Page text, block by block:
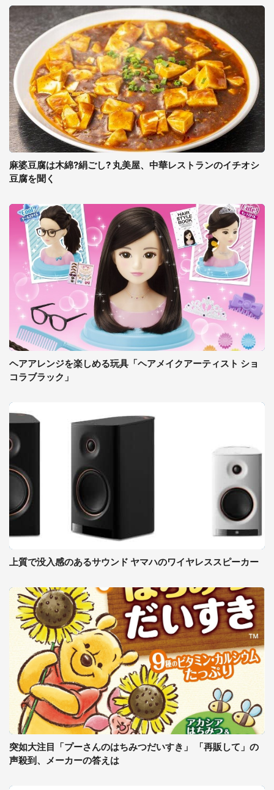
麻婆豆腐は木綿?絹ごし? 丸美屋、中華レストランのイチオシ
豆腐を聞く
ヘアアレンジを楽しめる玩具「ヘアメイクアーティスト ショ
コラブラック」
上質で没入感のあるサウンド ヤマハのワイヤレススピーカー
突如大注目「プーさんのはちみつだいすき」 「再販して」の
声殺到、メーカーの答えは